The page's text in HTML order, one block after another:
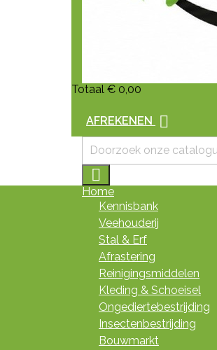
Totaal € 0,00
AFREKENEN 

Home
Kennisbank
Veehouderij
Stal & Erf
Afrastering
Reinigingsmiddelen
Kleding & Schoeisel
Ongediertebestrijding
Insectenbestrijding
Bouwmarkt